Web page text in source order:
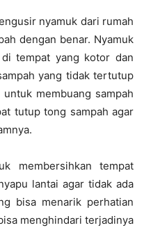
nyamuk dari rumah
dengan benar. Nyamuk
tempat yang kotor dan
yang tidak tertutup
membuang sampah
tutup tong sampah agar
membersihkan tempat
lantai agar tidak ada
bisa menarik perhatian
menghindari terjadinya